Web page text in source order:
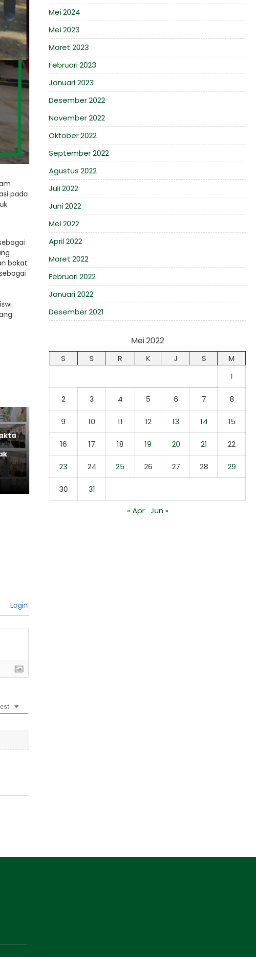
pada
bakat
Login
Mei 2024
Mei 2023
Maret 2023
Februari 2023
Januari 2023
Desember 2022
November 2022
Oktober 2022
September 2022
Agustus 2022
Juli 2022
Juni 2022
Mei 2022
April 2022
Maret 2022
Februari 2022
Januari 2022
Desember 2021
Mei 2022
S S R K J S
M
1
2 3 4 5 6 7 8
9 10 11 12 13 14 15
16 17 18 19 20 21 22
23 24 25 26 27 28 29
30 31
« Apr Jun »